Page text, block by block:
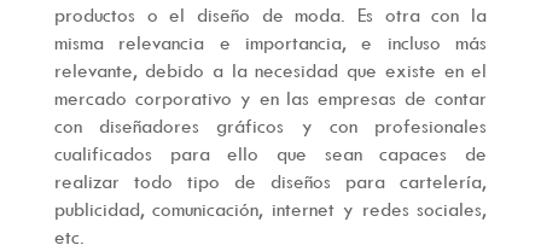
productos o el diseño de moda. Es otra con la
misma relevancia e importancia, e incluso más
relevante, debido a la necesidad que existe en el
mercado corporativo y en las empresas de contar
con diseñadores gráficos y con profesionales
cualificados para ello que sean capaces de
realizar todo tipo de diseños para cartelería,
publicidad, comunicación, internet y redes sociales,
etc.